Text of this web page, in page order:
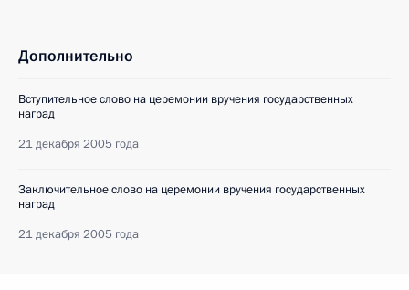
Дополнительно
Вступительное слово на церемонии вручения государственных
наград
21 декабря 2005 года
Заключительное слово на церемонии вручения государственных
наград
21 декабря 2005 года